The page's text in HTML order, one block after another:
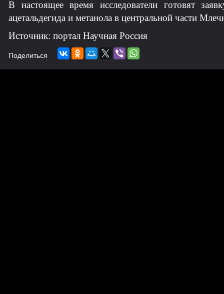
В настоящее время исследователи готовят
ацетальдегида и метанола в центральной части
Источник: портал Научная Россия
Поделиться